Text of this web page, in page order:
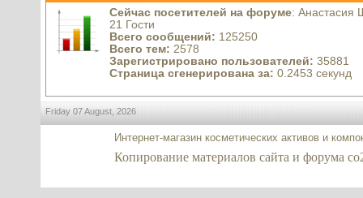
Сейчас посетителей на форуме: Анастасия
21 Гости
Всего сообщений: 125250
Всего тем: 2578
Зарегистрировано пользователей: 35881
Страница сгенерирована за: 0.2453 секунд
Friday 07 August, 2026
Интернет-магазин косметических активов и
Копирование материалов сайта и форума